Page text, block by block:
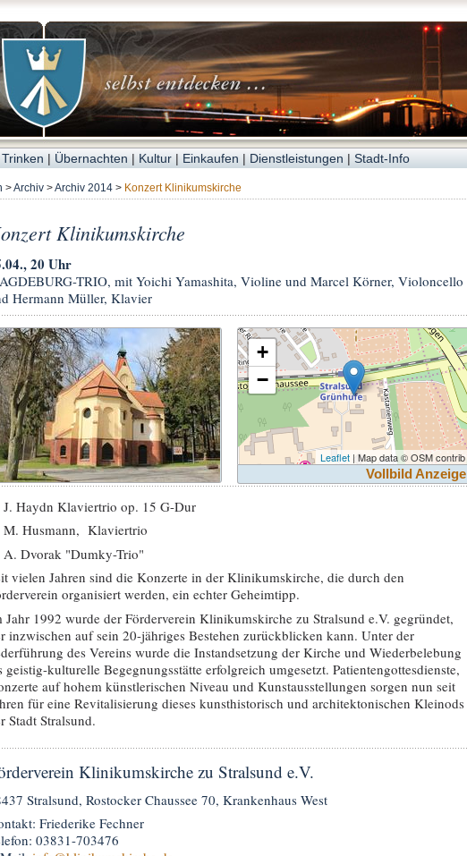
| Übernachten | Kultur| Einkaufen | Dienstleistungen | Stadt-Info
>Archiv>Archiv 2014> Konzert Klinikumskirche
Klinikumskirche
20 Uhr
TRIO, mit Yoichi Yamashita, Violine und Marcel Körner, Violoncello
Hermann Müller, Klavier
+
−
Leaflet| Map data © OSM contrib
Vollbild Anzeige
J. Haydn Klaviertrio op. 15 G-Dur
M. Husmann, Klaviertrio
A. Dvorak "Dumky-Trio"
vielen Jahren sind die Konzerte in der Klinikumskirche, die durch den
organisiert werden, ein echter Geheimtipp.
Jahr 1992 wurde der Förderverein Klinikumskirche zu Stralsund e.V. gegründet,
inzwischen auf sein 20-jähriges Bestehen zurückblicken kann. Unter der
des Vereins wurde die Instandsetzung der Kirche und Wiederbelebung
geistig-kulturelle Begegnungsstätte erfolgreich umgesetzt. Patientengottesdienste,
auf hohem künstlerischen Niveau und Kunstausstellungen sorgen nun seit
für eine Revitalisierung dieses kunsthistorisch und architektonischen Kleinods
Stadt Stralsund.
Klinikumskirche zu Stralsund e.V.
Stralsund, Rostocker Chaussee 70, Krankenhaus West
Friederike Fechner
03831-703476